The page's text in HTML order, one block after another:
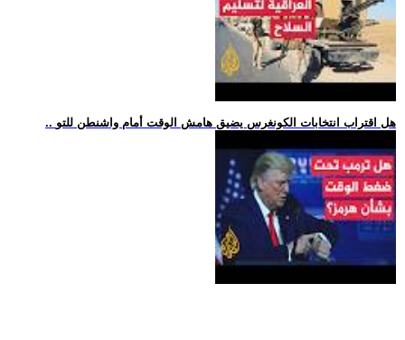
.. هل اقتراب انتخابات الكونغرس يضيق هامش الوقت أمام واشنطن للتو